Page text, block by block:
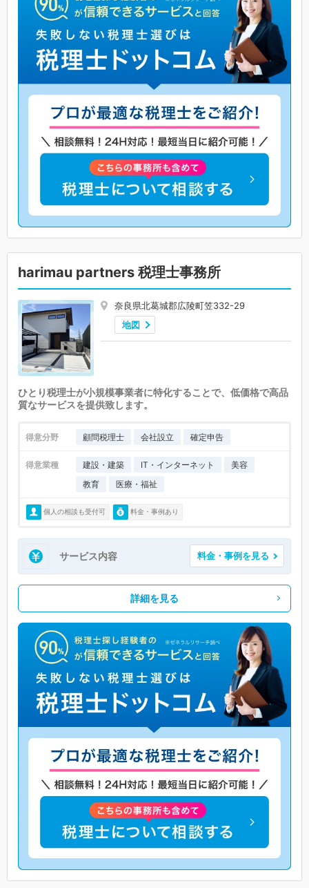
harimau partners 税理士事務所
奈良県北葛城郡広陵町笠332-29
地図
ひとり税理士が小規模事業者に特化することで、低価格で高品
質なサービスを提供致します。
得意分野 顧問税理士 会社設立 確定申告
得意業種 建設・建築 IT・インターネット
美容
教育
医療・福祉
個人の相談も受付可 料金・事例あり
サービス内容 料金・事例を見る
詳細を見る